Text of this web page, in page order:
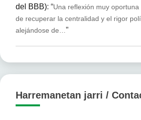
del BBB): “Una reflexión muy
de recuperar la centralidad y el rigor
alejándose de…”
Harremanetan jarri /